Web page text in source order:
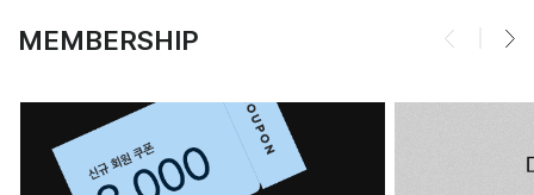
MEMBERSHIP